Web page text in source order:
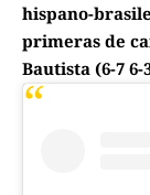
hispano-
primeras de
Bautista (6-7 6-